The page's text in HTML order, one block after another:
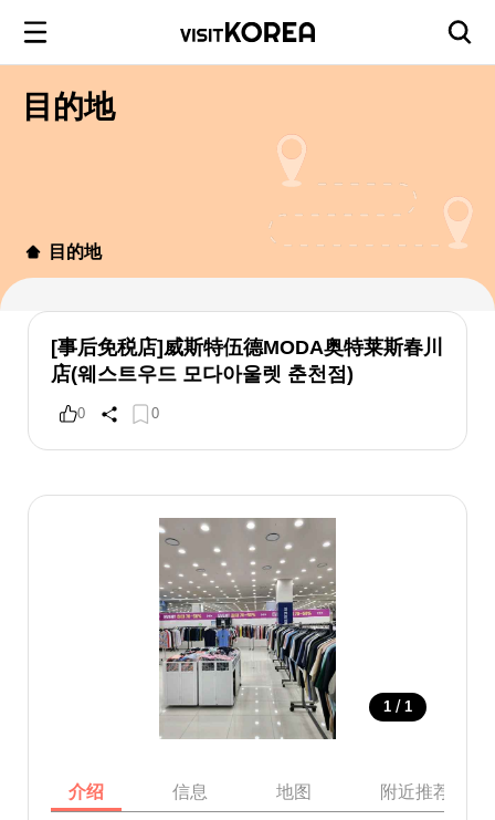
目的地
目的地
[事后免税店]威斯特伍德MODA奥特莱斯春川
店(웨스트우드 모다아울렛 춘천점)
0 0
1 / 1
介绍 信息 地图 附近推荐景点